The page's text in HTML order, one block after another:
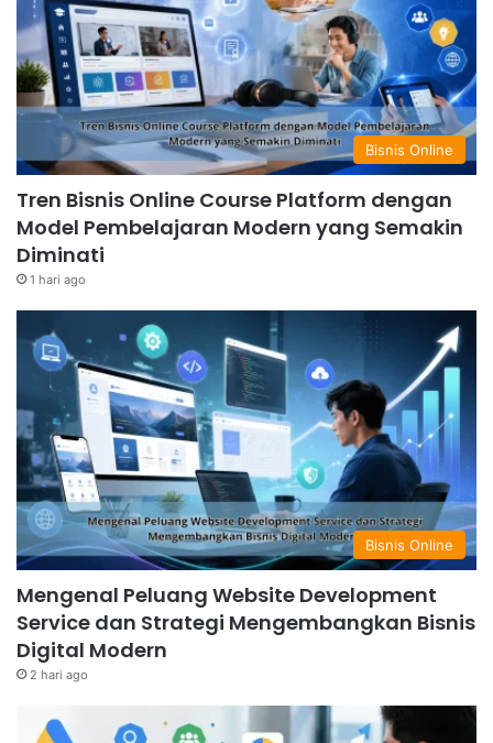
Bisnis Online
Tren Bisnis Online Course Platform dengan
Model Pembelajaran Modern yang Semakin
Diminati
1 hari ago
Bisnis Online
Mengenal Peluang Website Development
Service dan Strategi Mengembangkan Bisnis
Digital Modern
2 hari ago